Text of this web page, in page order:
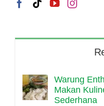
Warung
Makan
Sederhana